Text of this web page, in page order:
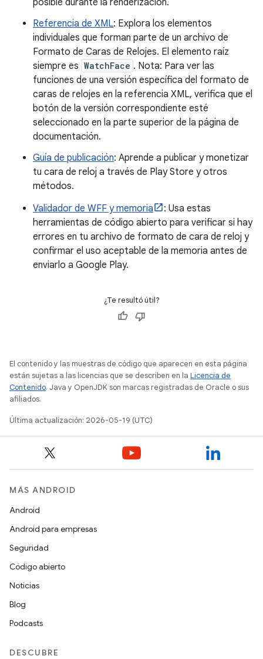
posible durante la renderización.
Referencia de XML: Explora los elementos
individuales que forman parte de un archivo de
Formato de Caras de Relojes. El elemento raíz
siempre es WatchFace . Nota: Para ver las
funciones de una versión específica del formato de
caras de relojes en la referencia XML, verifica que el
botón de la versión correspondiente esté
seleccionado en la parte superior de la página de
documentación.
Guía de publicación: Aprende a publicar y monetizar
tu cara de reloj a través de Play Store y otros
métodos.
Validador de WFF y memoria
: Usa estas
herramientas de código abierto para verificar si hay
errores en tu archivo de formato de cara de reloj y
confirmar el uso aceptable de la memoria antes de
enviarlo a Google Play.
¿Te resultó útil?
El contenido y las muestras de código que aparecen en esta página
están sujetas a las licencias que se describen en la Licencia de
Contenido. Java y OpenJDK son marcas registradas de Oracle o sus
afiliados.
Última actualización: 2026-05-19 (UTC)
MÁS ANDROID
Android
Android para empresas
Seguridad
Código abierto
Noticias
Blog
Podcasts
DESCUBRE